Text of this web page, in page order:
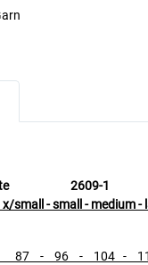
2609-1
- small - medium -
- 96 - 104 -